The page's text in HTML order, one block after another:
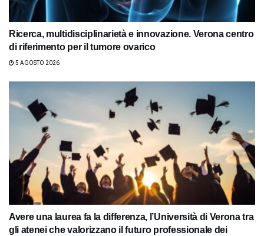
Ricerca, multidisciplinarietà e innovazione. Verona centro
di riferimento per il tumore ovarico
5 AGOSTO 2026
Avere una laurea fa la differenza, l’Università di Verona tra
gli atenei che valorizzano il futuro professionale dei